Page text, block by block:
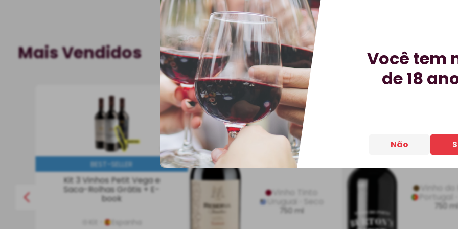
Mais Vendidos
750 ml
BEST-SELLER
Kit 3 Vinhos Petit Vega e
Saca-Rolhas Grátis + E-
book
Espanha
Vinho Montes
Toscanini Reserva
Familiar Tannat
BEST-SELLER
Vinho Tinto
Uruguai Seco
750 ml
Vinho do
Portugal
750 ml
Você tem
de 18
Não